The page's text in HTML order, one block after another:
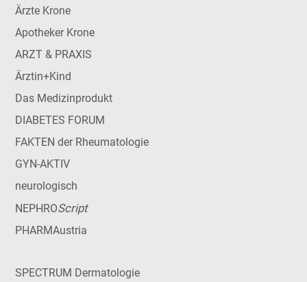
Ärzte Krone
Apotheker Krone
ARZT & PRAXIS
Ärztin+Kind
Das Medizinprodukt
DIABETES FORUM
FAKTEN der Rheumatologie
GYN-AKTIV
neurologisch
NEPHROScript
PHARMAustria
SPECTRUM Dermatologie